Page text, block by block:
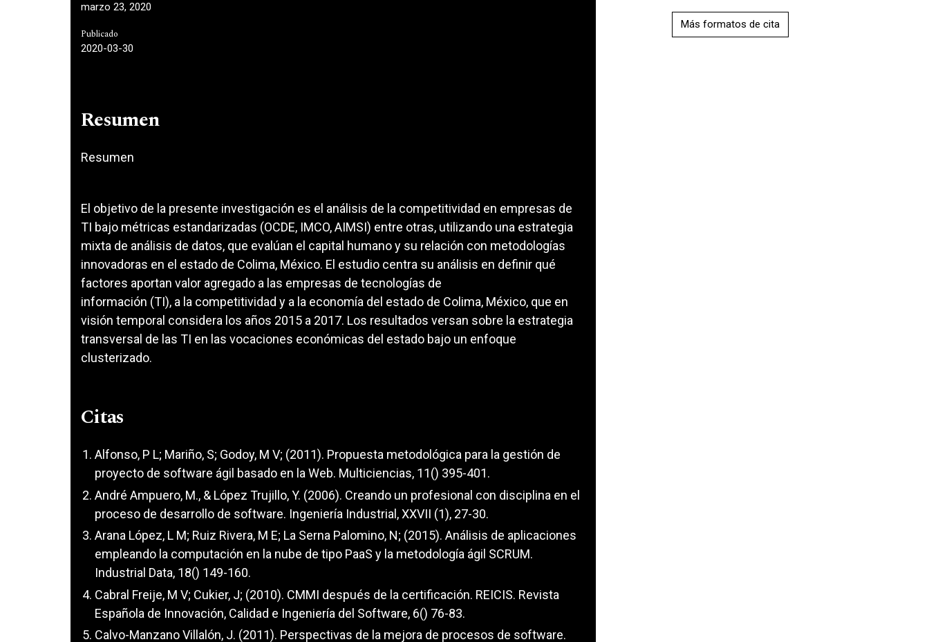
marzo 23, 2020
Publicado
2020-03-30
Resumen
Resumen
El objetivo de la presente investigación es el análisis de la competitividad en empresas de
TI bajo métricas estandarizadas (OCDE, IMCO, AIMSI) entre otras, utilizando una estrategia
mixta de análisis de datos, que evalúan el capital humano y su relación con metodologías
innovadoras en el estado de Colima, México. El estudio centra su análisis en definir qué
factores aportan valor agregado a las empresas de tecnologías de
información (TI), a la competitividad y a la economía del estado de Colima, México, que en
visión temporal considera los años 2015 a 2017. Los resultados versan sobre la estrategia
transversal de las TI en las vocaciones económicas del estado bajo un enfoque
clusterizado.
Citas
Alfonso, P L; Mariño, S; Godoy, M V; (2011). Propuesta metodológica para la gestión de
proyecto de software ágil basado en la Web. Multiciencias, 11() 395-401.
André Ampuero, M., & López Trujillo, Y. (2006). Creando un profesional con disciplina en el
proceso de desarrollo de software. Ingeniería Industrial, XXVII (1), 27-30.
Arana López, L M; Ruiz Rivera, M E; La Serna Palomino, N; (2015). Análisis de aplicaciones
empleando la computación en la nube de tipo PaaS y la metodología ágil SCRUM.
Industrial Data, 18() 149-160.
Cabral Freije, M V; Cukier, J; (2010). CMMI después de la certificación. REICIS. Revista
Española de Innovación, Calidad e Ingeniería del Software, 6() 76-83.
Calvo-Manzano Villalón, J. (2011). Perspectivas de la mejora de procesos de software.
Más formatos de cita